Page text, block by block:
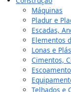
Máquinas
Pladur e
Escadas,
Elementos
Lonas e
Cimentos,
Telhados e